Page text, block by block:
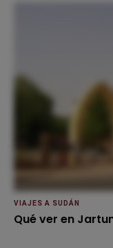
VIAJES A SUDÁN
Qué ver en